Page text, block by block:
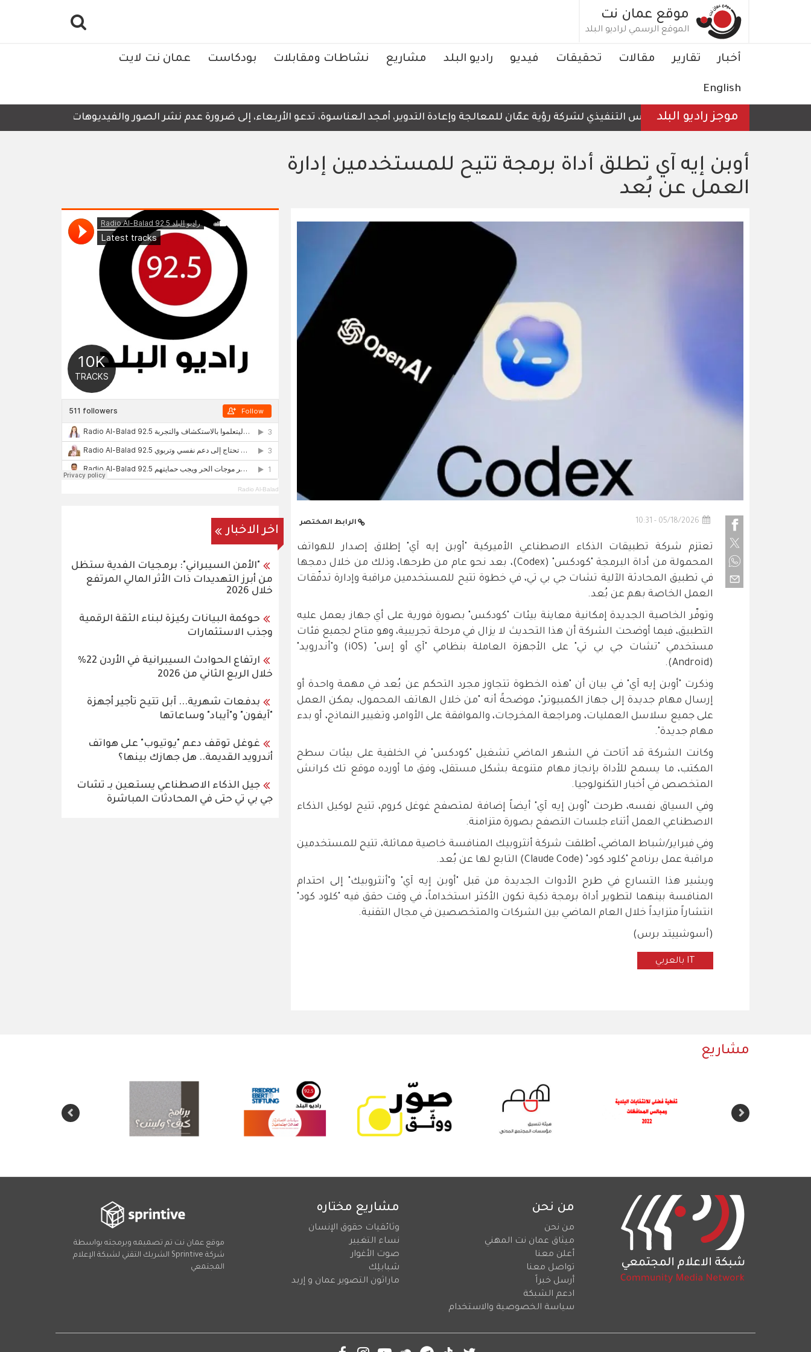
موقع عمان نت
الموقع الرسمي لراديو البلد
Main
أخبار تقارير مقالات تحقيقات فيديو راديو البلد مشاريع نشاطات ومقابلات بودكاست عمان نت لايت
English
موجز راديو البلدالرئيس التنفيذي لشركة رؤية عمّان للمعالجة وإعادة التدوير، أمجد العناسوة، تدعو الأربعاء، إلى ضرورة عدم نشر الصور والفيديوهات التي لا تحتوي
أوبن إيه آي تطلق أداة برمجة تتيح للمستخدمين إدارة
العمل عن بُعد
05/18/2026 - 10:31 الرابط المختصر
تعتزم شركة تطبيقات الذكاء الاصطناعي الأميركية "أوبن إيه آي" إطلاق إصدار للهواتف
المحمولة من أداة البرمجة "كودكس" (Codex)، بعد نحو عام من طرحها، وذلك من خلال دمجها
في تطبيق المحادثة الآلية تشات جي بي تي، في خطوة تتيح للمستخدمين مراقبة وإدارة تدفّقات
العمل الخاصة بهم عن بُعد.
وتوفّر الخاصية الجديدة إمكانية معاينة بيئات "كودكس" بصورة فورية على أي جهاز يعمل عليه
التطبيق، فيما أوضحت الشركة أن هذا التحديث لا يزال في مرحلة تجريبية، وهو متاح لجميع فئات
مستخدمي "تشات جي بي تي" على الأجهزة العاملة بنظامي "آي أو إس" (iOS) و"أندرويد"
(Android).
وذكرت "أوبن إيه آي" في بيان أن "هذه الخطوة تتجاوز مجرد التحكم عن بُعد في مهمة واحدة أو
إرسال مهام جديدة إلى جهاز الكمبيوتر"، موضحةً أنه "من خلال الهاتف المحمول، يمكن العمل
على جميع سلاسل العمليات، ومراجعة المخرجات، والموافقة على الأوامر، وتغيير النماذج، أو بدء
مهام جديدة".
وكانت الشركة قد أتاحت في الشهر الماضي تشغيل "كودكس" في الخلفية على بيئات سطح
المكتب، ما يسمح للأداة بإنجاز مهام متنوعة بشكل مستقل، وفق ما أورده موقع تك كرانش
المتخصص في أخبار التكنولوجيا.
وفي السياق نفسه، طرحت "أوبن إيه آي" أيضاً إضافة لمتصفح غوغل كروم، تتيح لوكيل الذكاء
الاصطناعي العمل أثناء جلسات التصفح بصورة متزامنة.
وفي فبراير/شباط الماضي، أطلقت شركة أنثروبيك المنافسة خاصية مماثلة، تتيح للمستخدمين
مراقبة عمل برنامج "كلود كود" (Claude Code) التابع لها عن بُعد.
ويشير هذا التسارع في طرح الأدوات الجديدة من قبل "أوبن إيه آي" و"أنثروبيك" إلى احتدام
المنافسة بينهما لتطوير أداة برمجة ذكية تكون الأكثر استخداماً، في وقت حقق فيه "كلود كود"
انتشاراً متزايداً خلال العام الماضي بين الشركات والمتخصصين في مجال التقنية.
(أسوشييتد برس)
IT بالعربي
Radio Al-Balad
اخر الاخبار
"الأمن السيبراني": برمجيات الفدية ستظل
من أبرز التهديدات ذات الأثر المالي المرتفع
خلال 2026
حوكمة البيانات ركيزة لبناء الثقة الرقمية
وجذب الاستثمارات
ارتفاع الحوادث السيبرانية في الأردن 22%
خلال الربع الثاني من 2026
بدفعات شهرية... آبل تتيح تأجير أجهزة
"آيفون" و"آيباد" وساعاتها
غوغل توقف دعم "يوتيوب" على هواتف
أندرويد القديمة.. هل جهازك بينها؟
جيل الذكاء الاصطناعي يستعين بـ تشات
جي بي تي حتى في المحادثات المباشرة
مشاريع
من نحن
من نحن
ميثاق عمان نت المهني
أعلن معنا
تواصل معنا
أرسل خبراً
ادعم الشبكة
سياسة الخصوصية والاستخدام
مشاريع مختاره
وثائقيات حقوق الإنسان
نساء التغيير
صوت الأغوار
شبابلِك
ماراثون التصوير عمان و إربد
موقع عمان نت تم تصميمه وبرمجته بواسطة
شركة Sprintive الشريك التقني لشبكة الإعلام
المجتمعي